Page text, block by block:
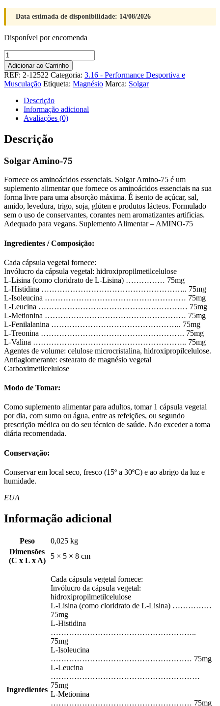
Data estimada de disponibilidade: 14/08/2026
Disponível por encomenda
Quantidade
de
Solgar
Amino-
75
Adicionar ao Carrinho
REF: 2-12522 Categoria: 3.16 - Performance Desportiva e
Musculação Etiqueta: Magnésio Marca: Solgar
Descrição
Informação adicional
Avaliações (0)
Descrição
Solgar Amino-75
Fornece os aminoácidos essenciais. Solgar Amino-75 é um
suplemento alimentar que fornece os aminoácidos essenciais na sua
forma livre para uma absorção máxima. É isento de açúcar, sal,
amido, levedura, trigo, soja, glúten e produtos lácteos. Formulado
sem o uso de conservantes, corantes nem aromatizantes artificias.
Adequado para vegans. Suplemento Alimentar – AMINO-75
Ingredientes / Composição:
Cada cápsula vegetal fornece:
Invólucro da cápsula vegetal: hidroxipropilmetilcelulose
L-Lisina (como cloridrato de L-Lisina) …………… 75mg
L-Histidina ……………………………………………….. 75mg
L-Isoleucina ……………………………………………… 75mg
L-Leucina ………………………………………………… 75mg
L-Metionina ……………………………………………… 75mg
L-Fenilalanina ………………………………………….. 75mg
L-Treonina ………………………………………………. 75mg
L-Valina ………………………………………………….. 75mg
Agentes de volume: celulose microcristalina, hidroxipropilcelulose.
Antiaglomerante: estearato de magnésio vegetal
Carboximetilcelulose
Modo de Tomar:
Como suplemento alimentar para adultos, tomar 1 cápsula vegetal
por dia, com sumo ou água, entre as refeições, ou segundo
prescrição médica ou do seu técnico de saúde. Não exceder a toma
diária recomendada.
Conservação:
Conservar em local seco, fresco (15º a 30ºC) e ao abrigo da luz e
humidade.
EUA
Informação adicional
Peso
0,025 kg
Dimensões
(C x L x A)
5 × 5 × 8 cm
Ingredientes
Cada cápsula vegetal fornece:
Invólucro da cápsula vegetal:
hidroxipropilmetilcelulose
L-Lisina (como cloridrato de L-Lisina) ……………
75mg
L-Histidina
………………………………………………..
75mg
L-Isoleucina
……………………………………………… 75mg
L-Leucina
…………………………………………………
75mg
L-Metionina
……………………………………………… 75mg